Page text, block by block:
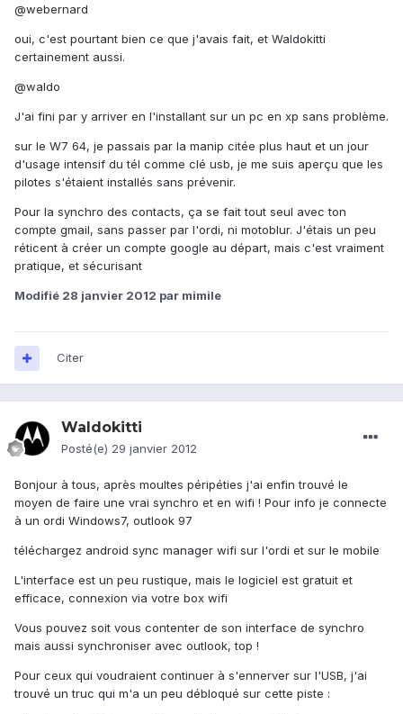
@webernard
oui, c'est pourtant bien ce que j'avais fait, et Waldokitti
certainement aussi.
@waldo
J'ai fini par y arriver en l'installant sur un pc en xp sans problème.
sur le W7 64, je passais par la manip citée plus haut et un jour
d'usage intensif du tél comme clé usb, je me suis aperçu que les
pilotes s'étaient installés sans prévenir.
Pour la synchro des contacts, ça se fait tout seul avec ton
compte gmail, sans passer par l'ordi, ni motoblur. J'étais un peu
réticent à créer un compte google au départ, mais c'est vraiment
pratique, et sécurisant
Modifié 28 janvier 2012 par mimile
Citer
Waldokitti
Posté(e) 29 janvier 2012
Bonjour à tous, après moultes péripéties j'ai enfin trouvé le
moyen de faire une vrai synchro et en wifi ! Pour info je connecte
à un ordi Windows7, outlook 97
téléchargez android sync manager wifi sur l'ordi et sur le mobile
L'interface est un peu rustique, mais le logiciel est gratuit et
efficace, connexion via votre box wifi
Vous pouvez soit vous contenter de son interface de synchro
mais aussi synchroniser avec outlook, top !
Pour ceux qui voudraient continuer à s'ennerver sur l'USB, j'ai
trouvé un truc qui m'a un peu débloqué sur cette piste :